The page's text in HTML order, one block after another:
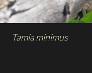
Tamia minimus